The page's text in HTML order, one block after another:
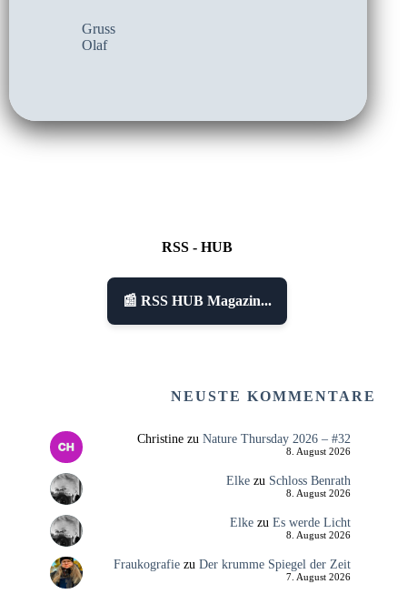
Gruss
Olaf
RSS - HUB
📰 RSS HUB Magazin...
NEUSTE KOMMENTARE
Christinezu Nature Thursday 2026 – #32
8. August 2026
Elkezu Schloss Benrath
8. August 2026
Elkezu Es werde Licht
8. August 2026
Fraukografiezu Der krumme Spiegel der Zeit
7. August 2026